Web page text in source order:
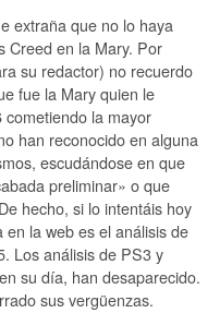
extraña que no lo haya
Creed en la Mary. Por
su redactor) no recuerdo
fue la Mary quien le
la mayor
han reconocido en alguna
escudándose en que
preliminar» o que
hecho, si lo intentáis hoy
la web es el análisis de
Los análisis de PS3 y
su día, han desaparecido.
sus vergüenzas.